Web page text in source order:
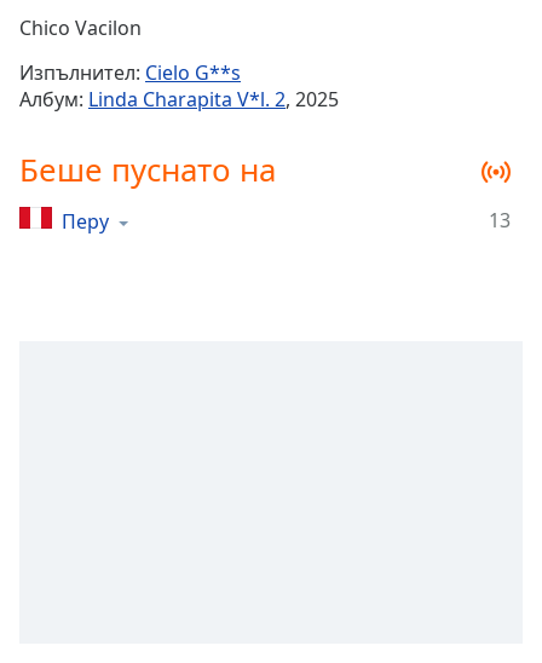
Stream
TypeLIVE
Seek to
live,
liveLIVE
Chico Vacilon
Изпълнител: Cielo G**s
Албум: Linda Charapita V*l. 2, 2025
Беше пуснато на
Перу 13